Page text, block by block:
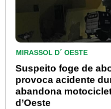
MIRASSOL D´ OESTE
Suspeito foge de
provoca acidente
abandona
d’Oeste